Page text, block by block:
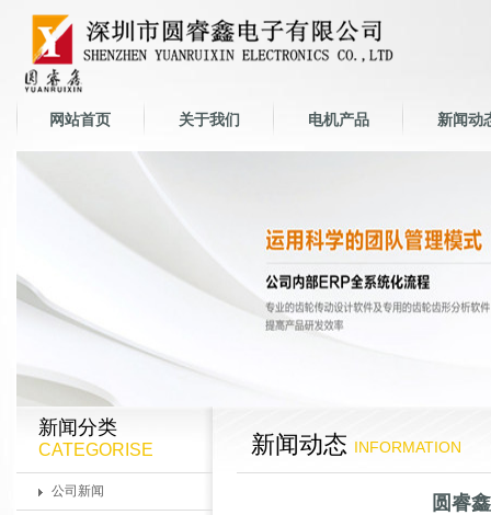
网站首页 关于我们 电机产品 新闻动
新闻分类
CATEGORISE
公司新闻
新闻动态 INFORMATION
圆睿